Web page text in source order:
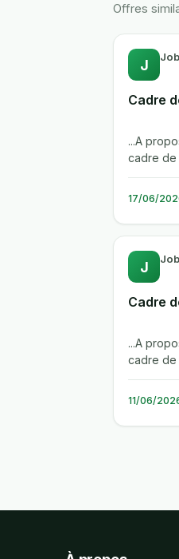
Offres
J
Cadre
...A
cadre de
17/06/
J
Cadre
...A
cadre de
11/06/